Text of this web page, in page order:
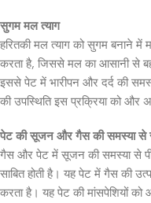
सुगम मल त्याग
हरितकी मल त्याग को सुगम बनाने
करता है, जिससे मल का आसानी से
इससे पेट में भारीपन और दर्द की
की उपस्थिति इस प्रक्रिया को और
पेट की सूजन और गैस की समस्या से
गैस और पेट में सूजन की समस्या से
साबित होती है। यह पेट में गैस की
करता है। यह पेट की मांसपेशियों को